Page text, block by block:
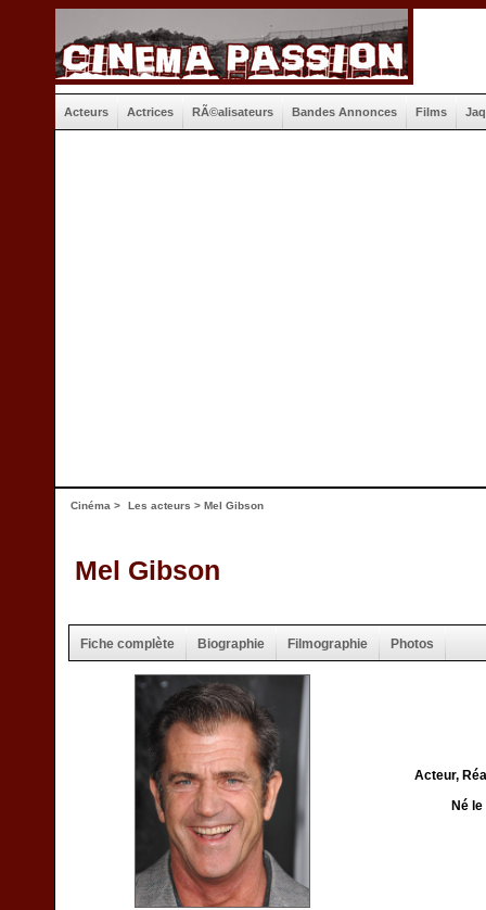
Acteurs Actrices RÃ©alisateurs Bandes Annonces Films
Cinéma > Les acteurs > Mel Gibson
Mel Gibson
Fiche complète Biographie Filmographie Photos
Acteur,
Né le